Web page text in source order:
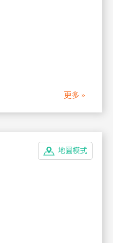
更多 »
地圖模式